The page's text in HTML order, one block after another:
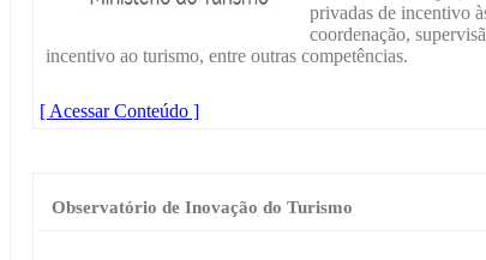
privadas de incentivo
coordenação,
incentivo ao turismo, entre outras competências.
[ Acessar Conteúdo ]
Observatório de Inovação do Turismo